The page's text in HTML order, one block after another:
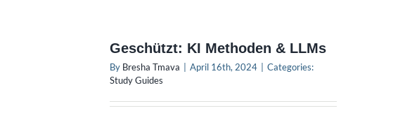
Geschützt: KI Methoden & LLMs
By Bresha Tmava | April 16th, 2024 | Categories:
Study Guides